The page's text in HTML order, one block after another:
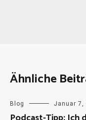
Ähnliche
Blog Januar 7,